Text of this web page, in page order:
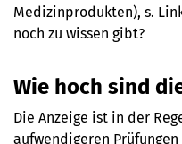
Medizinprodukten), s.
noch zu wissen gibt?
Wie hoch sind
Die Anzeige ist in der
aufwendigeren